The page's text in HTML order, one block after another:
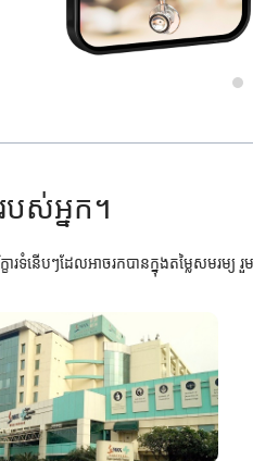
បស់អ្នក។
នើបៗដែលអាចរកបានក្នុងតម្លៃសមរម្យ